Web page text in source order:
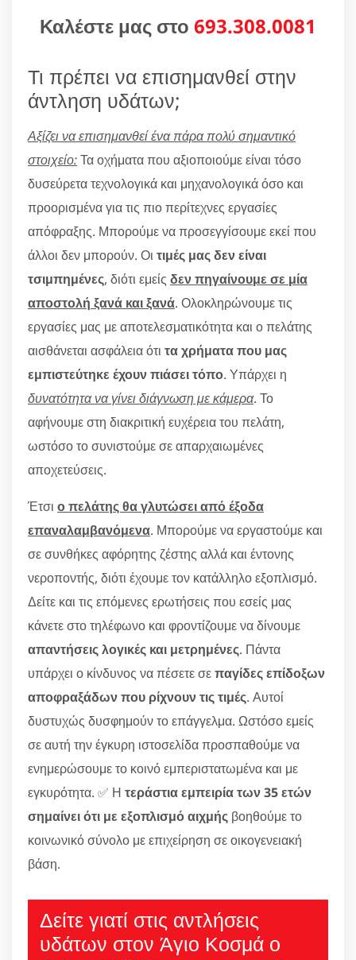
Καλέστε μας στο 693.308.0081
Τι πρέπει να επισημανθεί στην
άντληση υδάτων;
Αξίζει να επισημανθεί ένα πάρα πολύ σημαντικό
στοιχείο:Τα οχήματα που αξιοποιούμε είναι τόσο
δυσεύρετα τεχνολογικά και μηχανολογικά όσο και
προορισμένα για τις πιο περίτεχνες εργασίες
απόφραξης. Μπορούμε να προσεγγίσουμε εκεί που
άλλοι δεν μπορούν. Οι τιμές μας δεν είναι
τσιμπημένες, διότι εμείς δεν πηγαίνουμε σε μία
αποστολή ξανά και ξανά. Ολοκληρώνουμε τις
εργασίες μας με αποτελεσματικότητα και ο πελάτης
αισθάνεται ασφάλεια ότι τα χρήματα που μας
εμπιστεύτηκε έχουν πιάσει τόπο. Υπάρχει η
δυνατότητα να γίνει διάγνωση με κάμερα. Το
αφήνουμε στη διακριτική ευχέρεια του πελάτη,
ωστόσο το συνιστούμε σε απαρχαιωμένες
αποχετεύσεις.
Έτσι ο πελάτης θα γλυτώσει από έξοδα
επαναλαμβανόμενα. Μπορούμε να εργαστούμε και
σε συνθήκες αφόρητης ζέστης αλλά και έντονης
νεροποντής, διότι έχουμε τον κατάλληλο εξοπλισμό.
Δείτε και τις επόμενες ερωτήσεις που εσείς μας
κάνετε στο τηλέφωνο και φροντίζουμε να δίνουμε
απαντήσεις λογικές και μετρημένες. Πάντα
υπάρχει ο κίνδυνος να πέσετε σεπαγίδες επίδοξων
αποφραξάδων που ρίχνουν τις τιμές. Αυτοί
δυστυχώς δυσφημούν το επάγγελμα. Ωστόσο εμείς
σε αυτή την έγκυρη ιστοσελίδα προσπαθούμε να
ενημερώσουμε το κοινό εμπεριστατωμένα και με
εγκυρότητα. ✅ Η τεράστια εμπειρία των 35 ετών
σημαίνει ότι με εξοπλισμό αιχμής βοηθούμε το
κοινωνικό σύνολο με επιχείρηση σε οικογενειακή
βάση.
Δείτε γιατί στις αντλήσεις
υδάτων στον Άγιο Κοσμά ο